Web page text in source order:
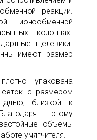
реакции.
ионообменной
колоннах"
"щелевики"
имеют размер
упакована
с размером
близкой к
этому
объемы
умягчителя.